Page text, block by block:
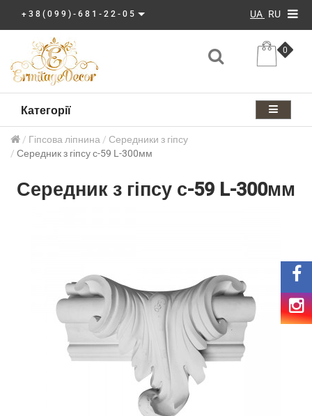
+38(099)-681-22-05 UA RU
0
Категорії
Гіпсова ліпнина
Середники з гіпсу
Середник з гіпсу с-59 L-300мм
Середник з гіпсу с-59 L-300мм